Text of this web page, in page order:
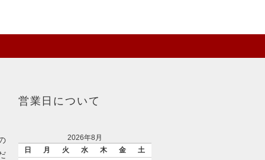
営業日について
2026年8月
日
月 火 水 木 金
土